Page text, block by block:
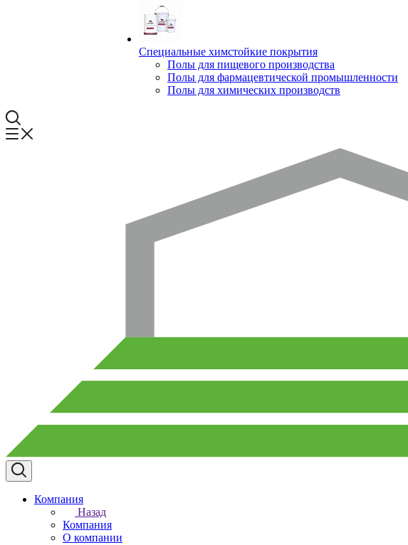
Специальные химстойкие покрытия
Полы для пищевого производства
Полы для фармацевтической промышленности
Полы для химических производств
Компания
Назад
Компания
О компании